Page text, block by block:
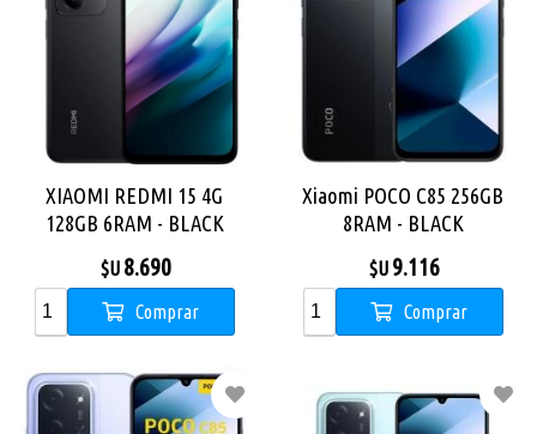
XIAOMI REDMI 15 4G
128GB 6RAM - BLACK
$U 8.690
Comprar
Xiaomi POCO C85 256GB
8RAM - BLACK
$U 9.116
Comprar